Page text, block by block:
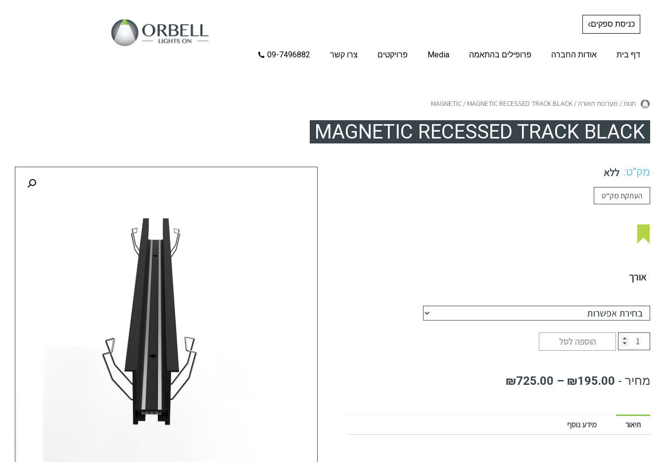
כניסת ספקים
דף בית אודות החברה פרופילים בהתאמה Media פרויקטים צרו קשר 09-7496882
חנות/ מערכות תאורה /
MAGNETIC/ MAGNETIC RECESSED TRACK BLACK
MAGNETIC RECESSED TRACK BLACK
מק"ט: ללא
העתקת מק“ט
אורך
הוספה לסל
₪195.00
–
₪725.00
תיאור מידע נוסף